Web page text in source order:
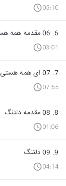
05:10
6. 06 مقدمه همه هستی
03:01
7. 07 ای همه هستی
07:55
8. 08 مقدمه دلتنگ
01:06
9. 09 دلتنگ
04:14